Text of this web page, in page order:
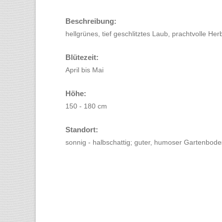
Beschreibung:
hellgrünes, tief geschlitztes Laub, prachtvolle
Blütezeit:
April bis Mai
Höhe:
150 - 180 cm
Standort:
sonnig - halbschattig; guter, humoser